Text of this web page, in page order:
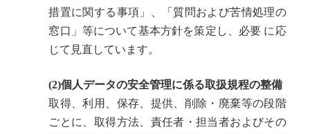
措置に関する事項」、「質問および苦情処理の
窓口」等について基本方針を策定し、必要 に応
じて見直しています。
(2)個人データの安全管理に係る取扱規程の整備
取得、利用、保存、提供、削除・廃棄等の段階
ごとに、取得方法、責任者・担当者およびその